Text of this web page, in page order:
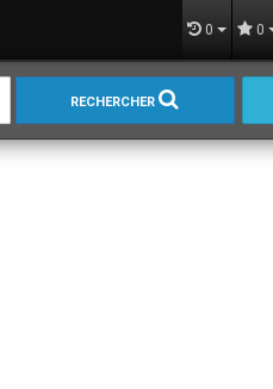
0 0
RECHERCHER